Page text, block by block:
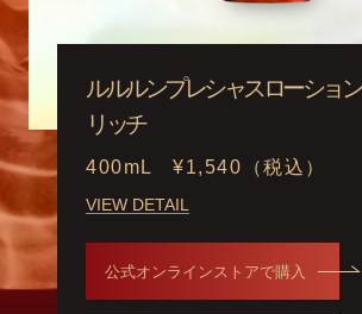
ルルルンプレシャスローション
リッチ
400mL ¥1,540（税込）
VIEW DETAIL
公式オンラインストアで購入